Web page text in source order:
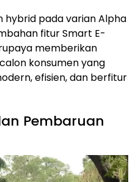
hybrid pada varian Alpha
fitur Smart E-
memberikan
konsumen yang
efisien, dan berfitur
Pembaruan